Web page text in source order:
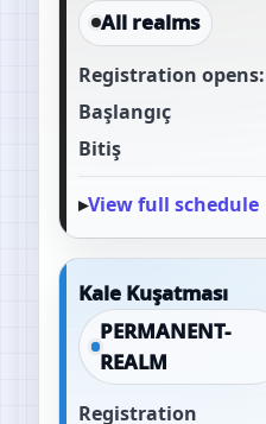
All realms
Registration opens:
Başlangıç
Bitiş
View full schedule
Kale Kuşatması
PERMANENT-
REALM
Registration